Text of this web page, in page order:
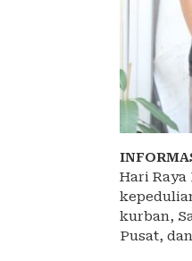
Hari Raya
kurban,
Pusat,